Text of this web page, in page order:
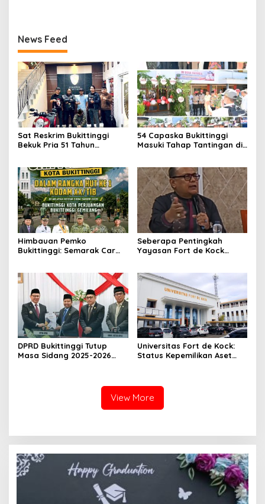
News Feed
Sat Reskrim Bukittinggi
Bekuk Pria 51 Tahun
54 Capaska Bukittinggi
Masuki Tahap Tantingan di
Himbauan Pemko
Bukittinggi: Semarak Car
Militer (KODAM) XX/Tuanku
Imam Bonjol
Seberapa Pentingkah
Yayasan Fort de Kock
Jam Gadang?
DPRD Bukittinggi Tutup
Masa Sidang 2025-2026
Universitas Fort de Kock:
Status Kepemilikan Aset
Putusan Mahkamah Agung
Nomor 2108/K/Pdt/2022
View More